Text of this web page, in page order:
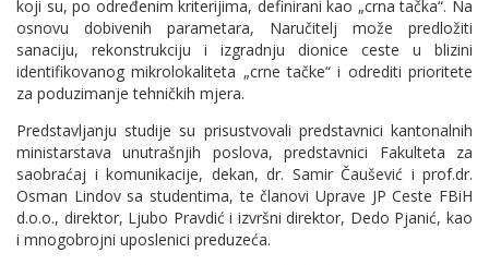
koji su, po određenim kriterijima, definirani kao „crna tačka“. Na
osnovu dobivenih parametara, Naručitelj može predložiti
sanaciju, rekonstrukciju i izgradnju dionice ceste u blizini
identifikovanog mikrolokaliteta „crne tačke“ i odrediti prioritete
za poduzimanje tehničkih mjera.
Predstavljanju studije su prisustvovali predstavnici kantonalnih
ministarstava unutrašnjih poslova, predstavnici Fakulteta za
saobraćaj i komunikacije, dekan, dr. Samir Čaušević i prof.dr.
Osman Lindov sa studentima, te članovi Uprave JP Ceste FBiH
d.o.o., direktor, Ljubo Pravdić i izvršni direktor, Dedo Pjanić, kao
i mnogobrojni uposlenici preduzeća.